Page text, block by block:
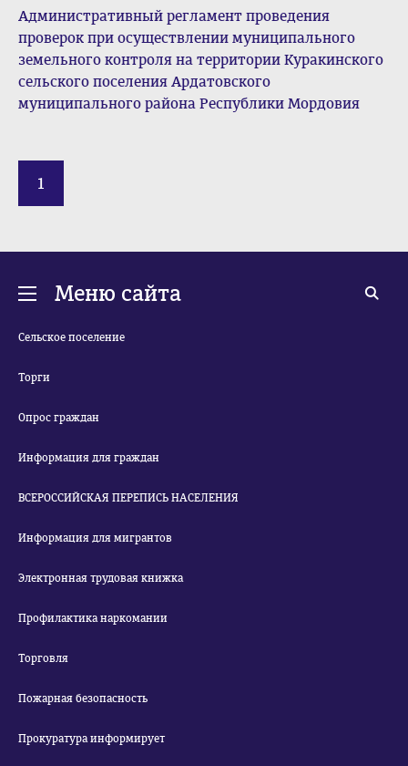
Административный регламент проведения
проверок при осуществлении муниципального
земельного контроля на территории Куракинского
сельского поселения Ардатовского
муниципального района Республики Мордовия
1
Меню сайта
Сельское поселение
Торги
Опрос граждан
Информация для граждан
ВСЕРОССИЙСКАЯ ПЕРЕПИСЬ НАСЕЛЕНИЯ
Информация для мигрантов
Электронная трудовая книжка
Профилактика наркомании
Торговля
Пожарная безопасность
Прокуратура информирует